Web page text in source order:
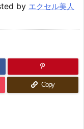
by エクセル美人
Copy